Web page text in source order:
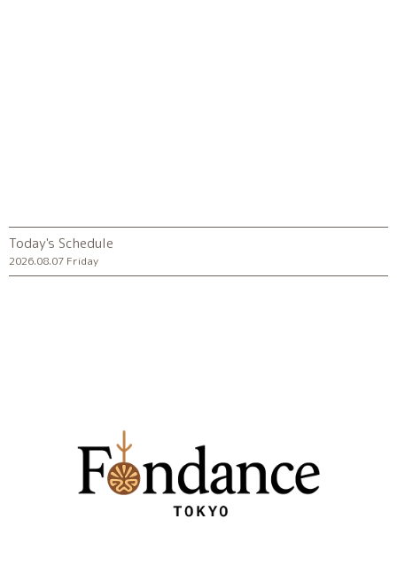
Today's Schedule
2026.08.07 Friday